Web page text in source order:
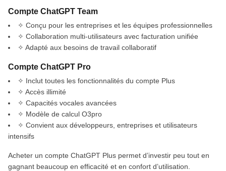
Compte ChatGPT Team
✧ Conçu pour les entreprises et les équipes professionnelles
✧ Collaboration multi-utilisateurs avec facturation unifiée
✧ Adapté aux besoins de travail collaboratif
Compte ChatGPT Pro
✧ Inclut toutes les fonctionnalités du compte Plus
✧ Accès illimité
✧ Capacités vocales avancées
✧ Modèle de calcul O3pro
✧ Convient aux développeurs, entreprises et utilisateurs
intensifs
Acheter un compte ChatGPT Plus permet d’investir peu tout en
gagnant beaucoup en efficacité et en confort d’utilisation.